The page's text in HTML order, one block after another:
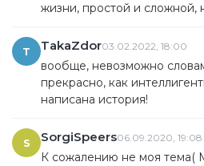
жизни, простой и сложной,
T TakaZdor03.02.2022, 18:00
вообще, невозможно
прекрасно, как
написана история!
S SorgiSpeers06.09.2020, 19:08
К сожалению не моя тема(